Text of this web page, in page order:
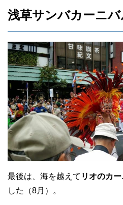
浅草サンバカーニ
最後は、海を越えて リオのカ
した（8月）。